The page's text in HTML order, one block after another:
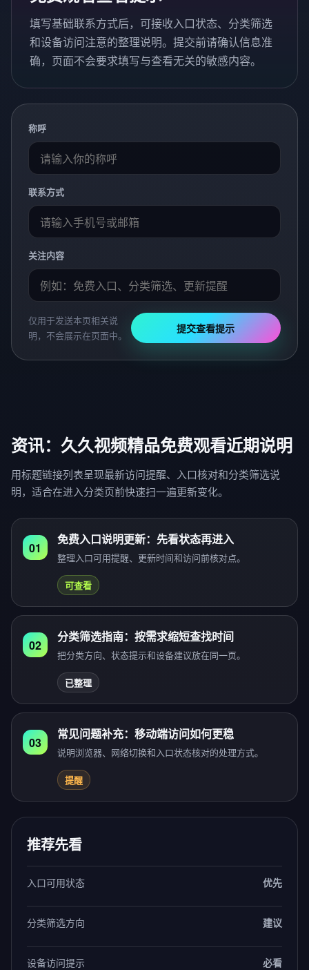
填写基础联系方式后，可接收入口状态、分类筛选
和设备访问注意的整理说明。提交前请确认信息准
确，页面不会要求填写与查看无关的敏感内容。
称呼
联系方式
关注内容
仅用于发送本页相关说
明，不会展示在页面中。
提交查看提示
资讯：久久视频精品免费观看近期说明
用标题链接列表呈现最新访问提醒、入口核对和分类筛选说
明，适合在进入分类页前快速扫一遍更新变化。
01
免费入口说明更新：先看状态再进入
整理入口可用提醒、更新时间和访问前核对点。
可查看
02
分类筛选指南：按需求缩短查找时间
把分类方向、状态提示和设备建议放在同一页。
已整理
03
常见问题补充：移动端访问如何更稳
说明浏览器、网络切换和入口状态核对的处理方式。
提醒
推荐先看
入口可用状态 优先
分类筛选方向 建议
设备访问提示 必看